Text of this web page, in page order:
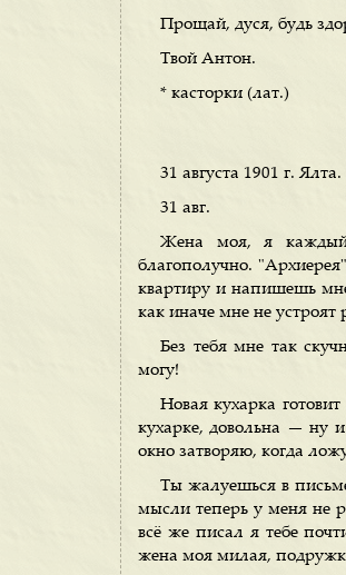
Прощай, дуся, будь
Твой Антон.
* касторки (лат.)
31 августа 1901 г. Ялта.
31 авг.
Жена моя, я каждый
благополучно.
квартиру и напишешь
как иначе мне не устроят
Без тебя мне так
могу!
Новая кухарка
кухарке, довольна — ну
окно затворяю, когда
Ты жалуешься в
мысли теперь у меня не
всё же писал я тебе
жена моя милая,